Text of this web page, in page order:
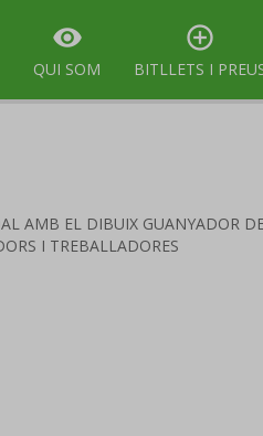
visibility
QUI SOM
control_point
BITLLETS I